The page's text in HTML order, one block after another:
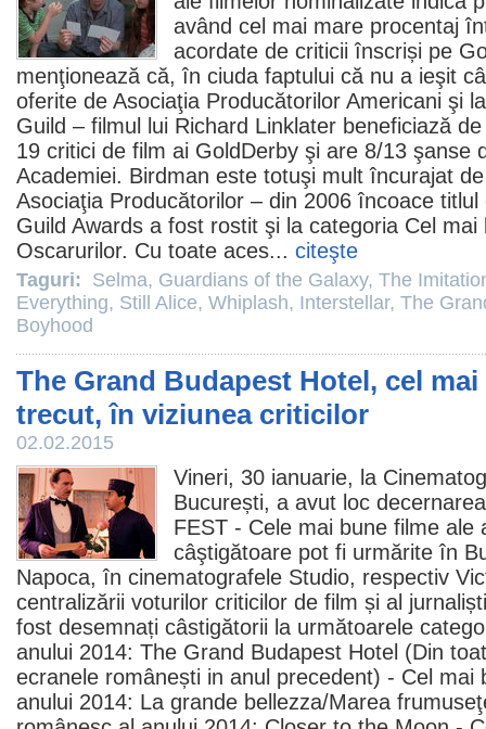
având cel mai mare procentaj
acordate de criticii înscriși pe
menţionează că, în ciuda faptului că nu a ieşit
oferite de Asociaţia Producătorilor Americani şi
Guild – filmul
lui Richard Linklater beneficiază
19 critici de film ai GoldDerby şi are 8/13 şanse
Academiei. Birdman este totuşi mult încurajat
Asociaţia Producătorilor – din 2006 încoace
Guild Awards a fost rostit şi la categoria Cel
Oscarurilor. Cu toate aces... citeşte
Taguri: Selma, Guardians of the Galaxy, The
Everything, Still Alice, Whiplash, Interstellar, The
Boyhood
The Grand Budapest Hotel, cel
trecut, în viziunea criticilor
02.02.2015
Vineri, 30 ianuarie, la
București, a avut loc
FEST - Cele mai bune filme ale
câştigătoare pot fi urmărite în
Napoca, în cinematografele Studio, respectiv
centralizării voturilor criticilor de film și al
fost desemnați câstigătorii la următoarele
anului 2014: The Grand Budapest Hotel (Din
ecranele românești in anul precedent) - Cel mai
anului 2014: La grande bellezza/Marea